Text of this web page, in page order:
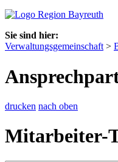
Sie sind hier:
Verwaltungsgemeinschaft >
drucken nach oben
Mitarbeiter-